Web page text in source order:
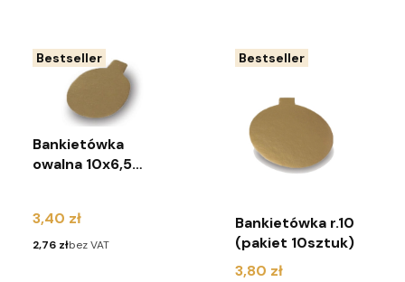
Bestseller
Bankietówka
owalna 10x6,5
Cena
3,40 zł
Cena
2,76 złbez VAT
Bestseller
Bankietówka r.10
(pakiet 10sztuk)
Cena
3,80 zł